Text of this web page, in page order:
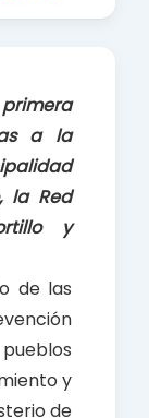
s
p
p
a la
la Red
y
de las
y
de